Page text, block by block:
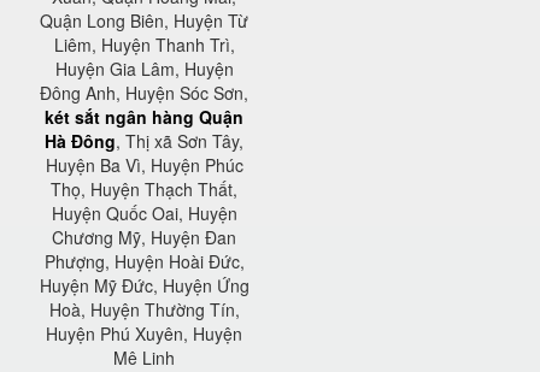
Quận Long Biên, Huyện Từ
Liêm, Huyện Thanh Trì,
Huyện Gia Lâm, Huyện
Đông Anh, Huyện Sóc Sơn,
két sắt ngân hàng Quận
Hà Đông, Thị xã Sơn Tây,
Huyện Ba Vì, Huyện Phúc
Thọ, Huyện Thạch Thất,
Huyện Quốc Oai, Huyện
Chương Mỹ, Huyện Đan
Phượng, Huyện Hoài Đức,
Huyện Mỹ Đức, Huyện Ứng
Hoà, Huyện Thường Tín,
Huyện Phú Xuyên, Huyện
Mê Linh